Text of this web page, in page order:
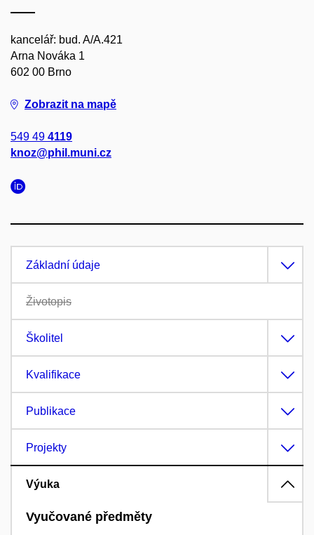
kancelář: bud. A/A.421
Arna Nováka 1
602 00 Brno
Zobrazit na mapě
549 49 4119
knoz@phil.muni.cz
Základní údaje
Životopis
Školitel
Kvalifikace
Publikace
Projekty
Výuka
Vyučované předměty